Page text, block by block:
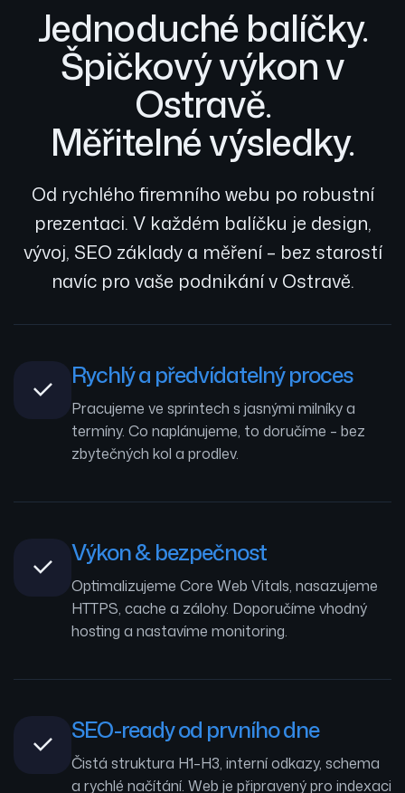
Jednoduché balíčky.
Špičkový výkon v
Ostravě.
Měřitelné výsledky.
Od rychlého firemního webu po robustní
prezentaci. V každém balíčku je design,
vývoj, SEO základy a měření – bez starostí
navíc pro vaše podnikání v Ostravě.
Rychlý a předvídatelný proces
Pracujeme ve sprintech s jasnými milníky a
termíny. Co naplánujeme, to doručíme – bez
zbytečných kol a prodlev.
Výkon & bezpečnost
Optimalizujeme Core Web Vitals, nasazujeme
HTTPS, cache a zálohy. Doporučíme vhodný
hosting a nastavíme monitoring.
SEO-ready od prvního dne
Čistá struktura H1–H3, interní odkazy, schema
a rychlé načítání. Web je připravený pro indexaci